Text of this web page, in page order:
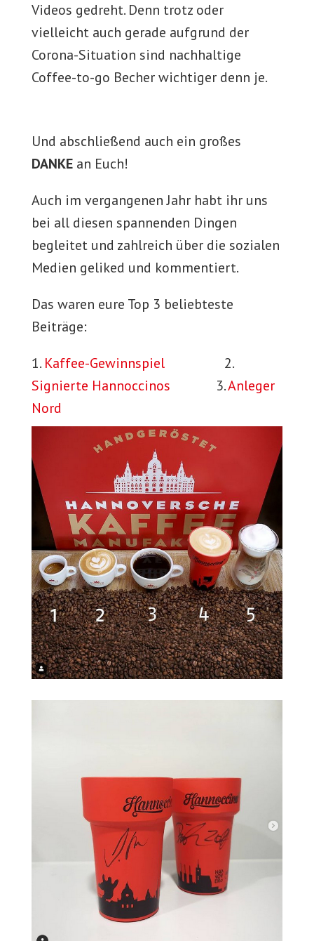
Videos gedreht. Denn trotz oder
vielleicht auch gerade aufgrund der
Corona-Situation sind nachhaltige
Coffee-to-go Becher wichtiger denn je.
Und abschließend auch ein großes
DANKEan Euch!
Auch im vergangenen Jahr habt ihr uns
bei all diesen spannenden Dingen
begleitet und zahlreich über die sozialen
Medien geliked und kommentiert.
Das waren eure Top 3 beliebteste
Beiträge:
1. Kaffee-Gewinnspiel
2.
Signierte Hannoccinos 3.Anleger
Nord